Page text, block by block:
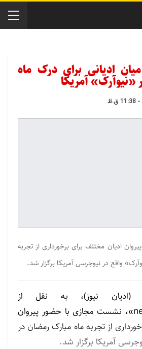
ادیانی برای درک ماه
آمریکا
ادیان مختلف برای برخورداری از تجربه
واقع در نیوجرسی آمریکا برگزار شد.
(ادیان نیوز)، به نقل از
«newarkpostonline»، نشست مجازی با حضور پیروان
از تجربه ماه مبارک رمضان در
آمریکا برگزار شد.